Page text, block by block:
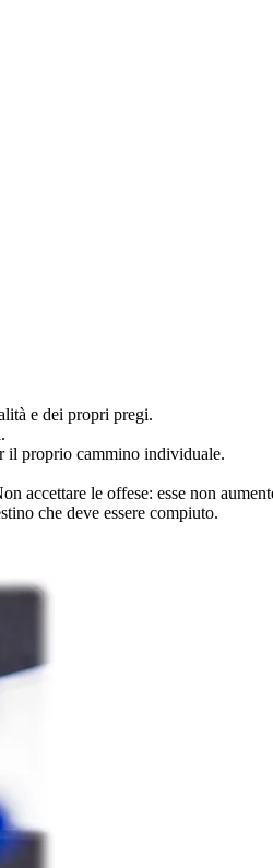
e dei propri pregi.
il proprio cammino individuale.
le offese: esse non
che deve essere compiuto.